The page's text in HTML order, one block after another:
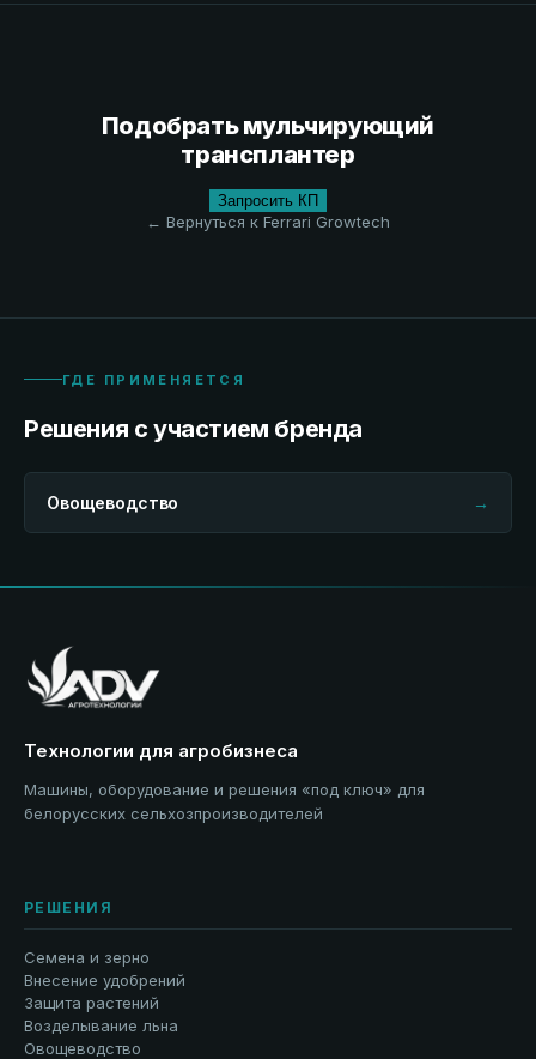
Подобрать мульчирующий
трансплантер
Запросить КП
← Вернуться к Ferrari Growtech
ГДЕ ПРИМЕНЯЕТСЯ
Решения с участием бренда
Овощеводство →
Технологии для агробизнеса
Машины, оборудование и решения «под ключ» для
белорусских сельхозпроизводителей
РЕШЕНИЯ
Семена и зерно
Внесение удобрений
Защита растений
Возделывание льна
Овощеводство